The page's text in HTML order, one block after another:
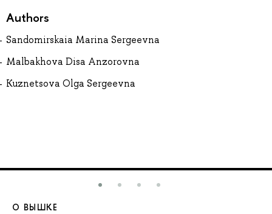
Authors
Sandomirskaia Marina Sergeevna
Malbakhova Disa Anzorovna
Kuznetsova Olga Sergeevna
О ВЫШКЕ